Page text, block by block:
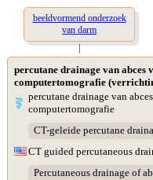
beeldvormend onderzoek
van darm
|
percutane drainage van abces
computertomografie
percutane drainage van
computertomografie
CT-geleide percutane
CT guided percutaneous
Percutaneous drainage of